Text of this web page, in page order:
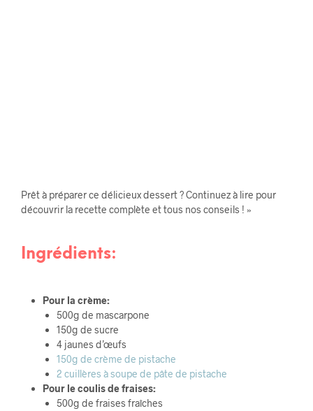
Prêt à préparer ce délicieux dessert ? Continuez à lire pour
découvrir la recette complète et tous nos conseils ! »
Ingrédients:
Pour la crème:
500g de mascarpone
150g de sucre
4 jaunes d’œufs
150g de crème de pistache
2 cuillères à soupe de pâte de pistache
Pour le coulis de fraises:
500g de fraises fraîches